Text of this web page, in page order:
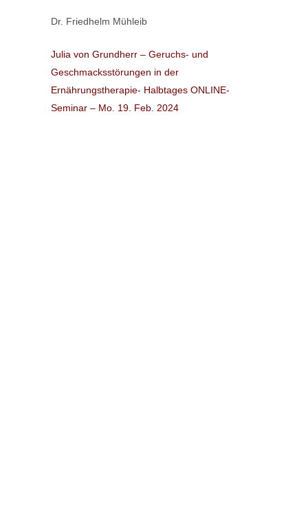
Dr. Friedhelm Mühleib
Julia von Grundherr – Geruchs- und
Geschmacksstörungen in der
Ernährungstherapie- Halbtages ONLINE-
Seminar – Mo. 19. Feb. 2024